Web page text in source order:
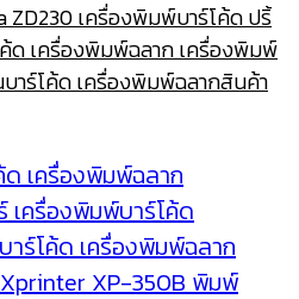
ZD230 เครื่องพิมพ์บาร์โค้ด ปริ้
ด เครื่องพิมพ์ฉลาก เครื่องพิมพ์
าร์โค้ด เครื่องพิมพ์ฉลากสินค้า